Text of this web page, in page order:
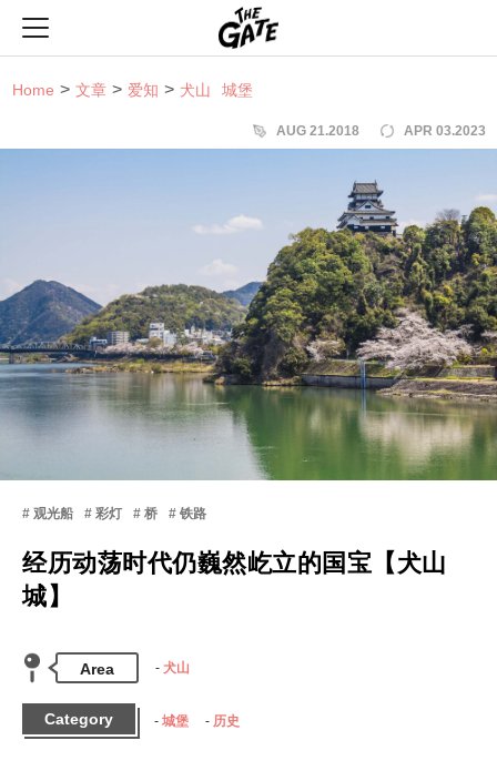
Home 文章 爱知 犬山 城堡
AUG 21.2018 APR 03.2023
观光船 彩灯 桥 铁路
经历动荡时代仍巍然屹立的国宝【犬山
城】
Area 犬山
Category 城堡 历史